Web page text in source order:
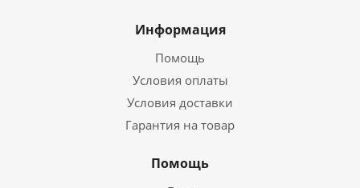
Информация
Помощь
Условия оплаты
Условия доставки
Гарантия на товар
Помощь